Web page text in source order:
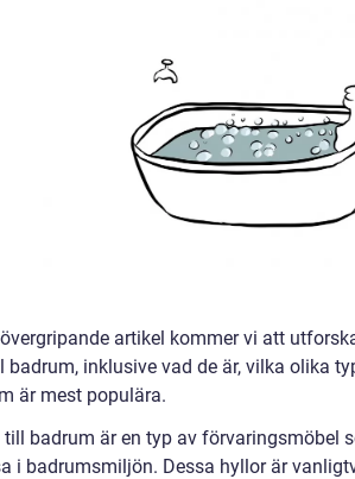
artikel kommer vi att
badrum, inklusive vad de är, vilka olika
är mest populära.
till badrum är en typ av förvaringsmöbel
i badrumsmiljön. Dessa hyllor är